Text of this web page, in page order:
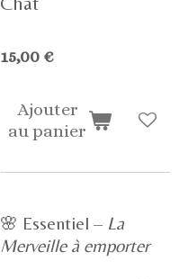
15,00 €
Ajouter
au panier
🌸 Essentiel – La
Merveille à emporter